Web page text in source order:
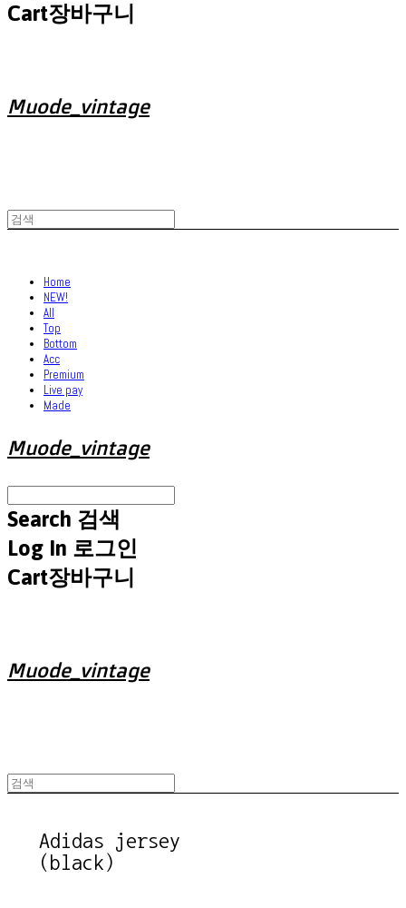
Cart장바구니
Muode_vintage
Home
NEW!
All
Top
Bottom
Acc
Premium
Live pay
Made
Muode_vintage
Search 검색
Log In 로그인
Cart장바구니
Muode_vintage
Adidas jersey
(black)